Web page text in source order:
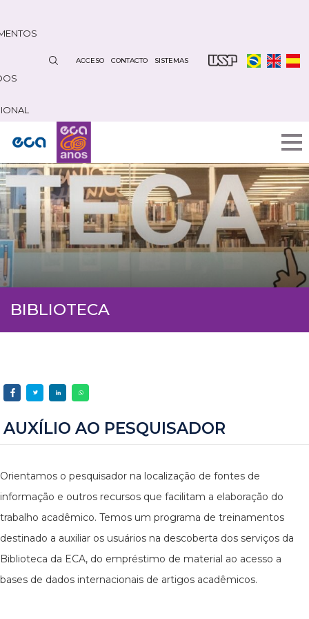
contenido
ACCESO CONTACTO SISTEMAS
BIBLIOTECA
AUXÍLIO AO PESQUISADOR
Orientamos o pesquisador na localização de fontes de
informação e outros recursos que facilitam a elaboração do
trabalho acadêmico. Temos um programa de treinamentos
destinado a auxiliar os usuários na descoberta dos serviços da
Biblioteca da ECA, do empréstimo de material ao acesso a
bases de dados internacionais de artigos acadêmicos.